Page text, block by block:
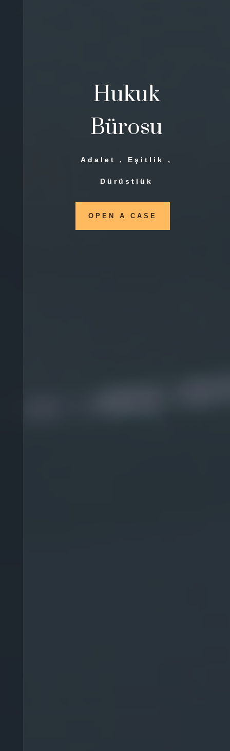
Hukuk
Bürosu
Adalet , Eşitlik ,
Dürüstlük
OPEN A CASE